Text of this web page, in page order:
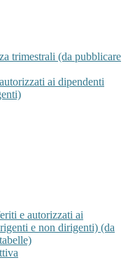
trimestrali (da pubblicare
ai dipendenti
e autorizzati ai
e non dirigenti) (da